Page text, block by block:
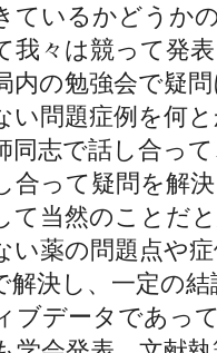
ているかどうか
我々は競って発
内の勉強会で疑
い問題症例を何
同志で話し合っ
合って疑問を解
て当然のことだ
い薬の問題点や
解決し、一定の
ブデータであっ